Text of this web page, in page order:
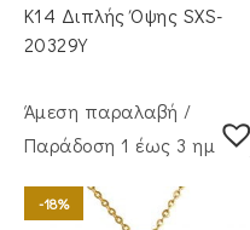
Κ14 Διπλής Όψης SXS-
20329Y
Άμεση παραλαβή /
Παράδoση 1 έως 3 ημέρες
-18%